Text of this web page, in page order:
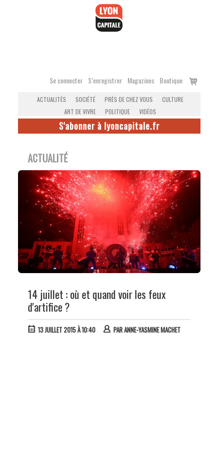
Se connecter S’enregistrer Magazines Boutique
Voir
ACTUALITÉS SOCIÉTÉ PRÈS DE CHEZ VOUS
CULTURE
ART DE VIVRE
POLITIQUE VIDÉOS
S'abonner à lyoncapitale.fr
ACTUALITÉ
14 juillet : où et quand voir les feux
d'artifice ?
13 JUILLET 2015 À 10:40 PARANNE-YASMINE MACHET